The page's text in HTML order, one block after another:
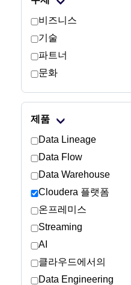
금융 서비스
제조
보험
통신
기술
공공 부문
의료
교육
뉴스룸
비즈니스
기술
파트너
문화
제품
Data Lineage
Data Flow
Data Warehouse
Cloudera 플랫폼
온프레미스
Streaming
AI
클라우드에서의
Data Engineering